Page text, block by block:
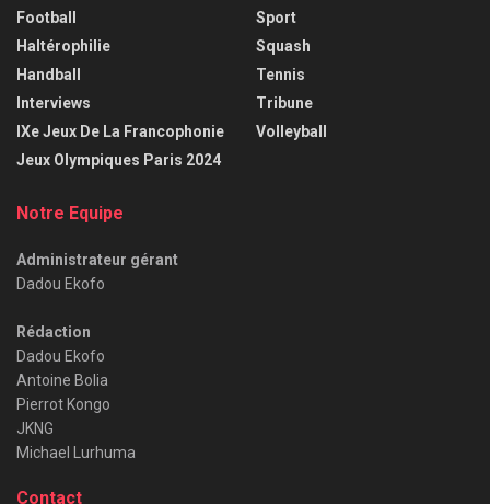
Football
Haltérophilie
Handball
Interviews
IXe Jeux De La Francophonie
Jeux Olympiques Paris 2024
Sport
Squash
Tennis
Tribune
Volleyball
Notre Equipe
Administrateur gérant
Dadou Ekofo
Rédaction
Dadou Ekofo
Antoine Bolia
Pierrot Kongo
JKNG
Michael Lurhuma
Contact